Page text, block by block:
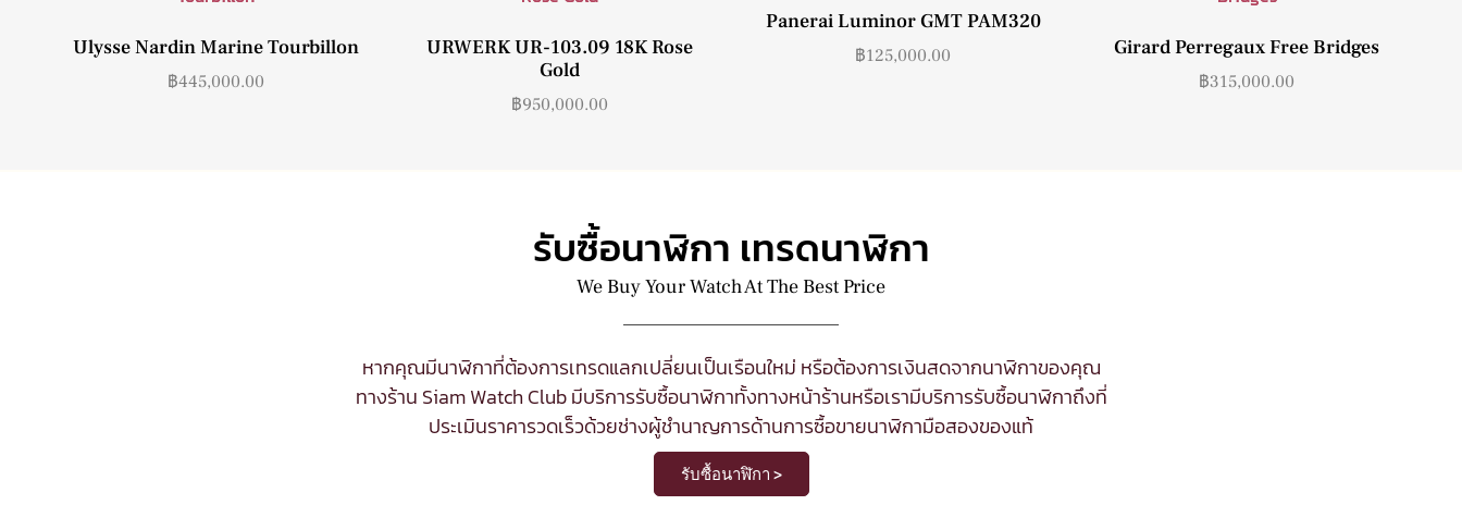
Ulysse Nardin Marine Tourbillon
฿445,000.00
URWERK UR-103.09 18K Rose
Gold
฿950,000.00
Panerai Luminor GMT PAM320
฿125,000.00 Girard Perregaux Free Bridges
฿315,000.00
รับซื้อนาฬิกา เทรดนาฬิกา
We Buy Your Watch At The Best Price
หากคุณมีนาฬิกาที่ต้องการเทรดแลกเปลี่ยนเป็นเรือนใหม่ หรือต้องการเงินสดจากนาฬิกาของคุณ
ทางร้าน Siam Watch Club มีบริการรับซื้อนาฬิกาทั้งทางหน้าร้านหรือเรามีบริการรับซื้อนาฬิกาถึงที่
ประเมินราคารวดเร็วด้วยช่างผู้ชำนาญการด้านการซื้อขายนาฬิกามือสองของแท้
รับซื้อนาฬิกา >